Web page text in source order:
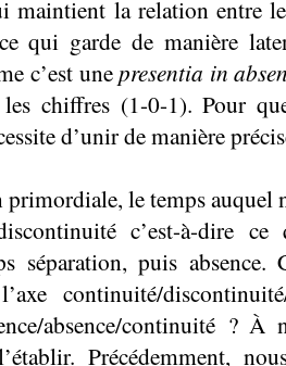
maintient la relation entre
qui garde de manière
c’est unepresentia in
chiffres (1-0-1). Pour
d’unir de manière
le temps auquel
c’est-à-dire
séparation, puis
continuité/
absence/continuité ?
Précédemment,